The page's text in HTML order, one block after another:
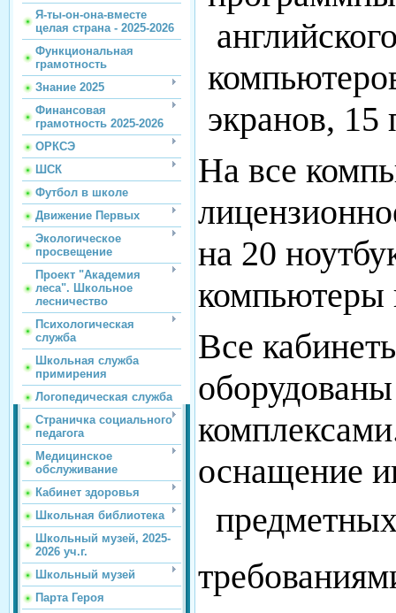
Я-ты-он-она-вместе
целая страна - 2025-2026
Функциональная
грамотность
Знание 2025
Финансовая
грамотность 2025-2026
ОРКСЭ
ШСК
Футбол в школе
Движение Первых
Экологическое
просвещение
Проект "Академия
леса". Школьное
лесничество
Психологическая
служба
Школьная служба
примирения
Логопедическая служба
Страничка социального
педагога
Медицинское
обслуживание
Кабинет здоровья
Школьная библиотека
Школьный музей, 2025-
2026 уч.г.
Школьный музей
Парта Героя
экранов, 15
На все
на 20
Все
оснащение